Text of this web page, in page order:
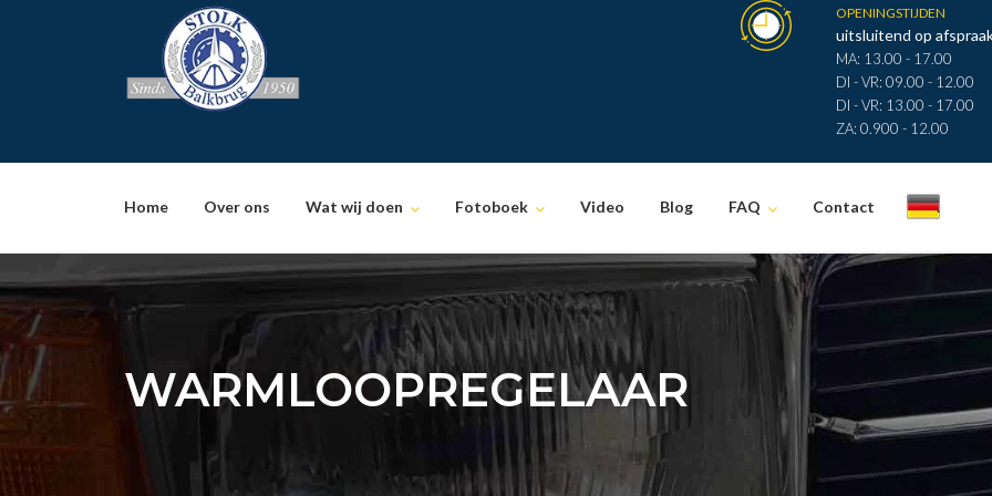
OPENINGSTIJDEN
uitsluitend op
MA: 13.00 - 17.00
DI - VR: 09.00 - 12.00
DI - VR: 13.00 - 17.00
ZA: 0.900 - 12.00
Home Over ons Wat wij doen Fotoboek Video Blog FAQ Contact .
WARMLOOPREGELAAR